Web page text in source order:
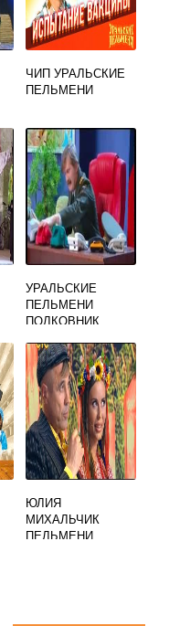
ЧИП УРАЛЬСКИЕ
ПЕЛЬМЕНИ
УРАЛЬСКИЕ
ПЕЛЬМЕНИ
ПОЛКОВНИК
ЮЛИЯ
МИХАЛЬЧИК
ПЕЛЬМЕНИ